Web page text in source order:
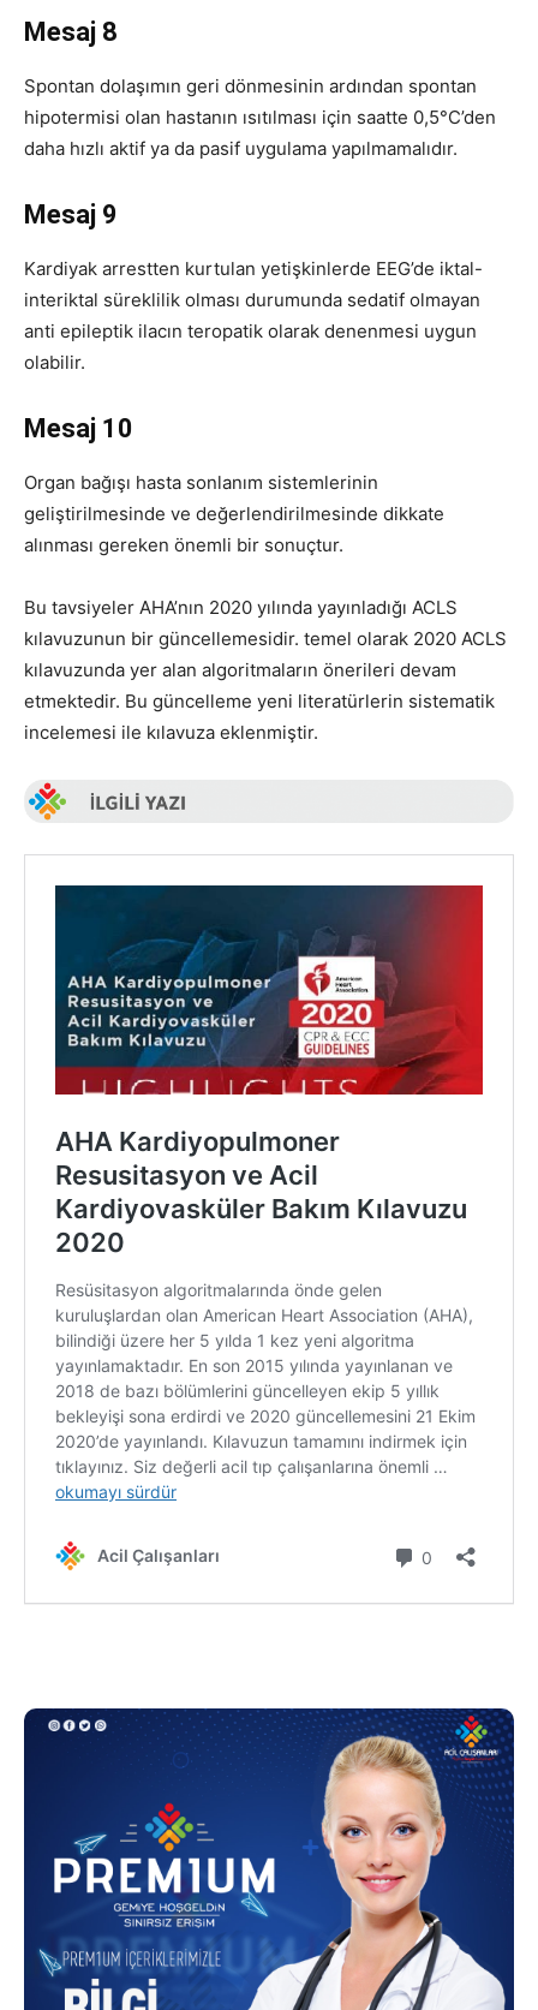
Mesaj 8
Spontan dolaşımın geri dönmesinin ardından spontan
hipotermisi olan hastanın ısıtılması için saatte 0,5°C’den
daha hızlı aktif ya da pasif uygulama yapılmamalıdır.
Mesaj 9
Kardiyak arrestten kurtulan yetişkinlerde EEG’de iktal-
interiktal süreklilik olması durumunda sedatif olmayan
anti epileptik ilacın teropatik olarak denenmesi uygun
olabilir.
Mesaj 10
Organ bağışı hasta sonlanım sistemlerinin
geliştirilmesinde ve değerlendirilmesinde dikkate
alınması gereken önemli bir sonuçtur.
Bu tavsiyeler AHA’nın 2020 yılında yayınladığı ACLS
kılavuzunun bir güncellemesidir. temel olarak 2020 ACLS
kılavuzunda yer alan algoritmaların önerileri devam
etmektedir. Bu güncelleme yeni literatürlerin sistematik
incelemesi ile kılavuza eklenmiştir.